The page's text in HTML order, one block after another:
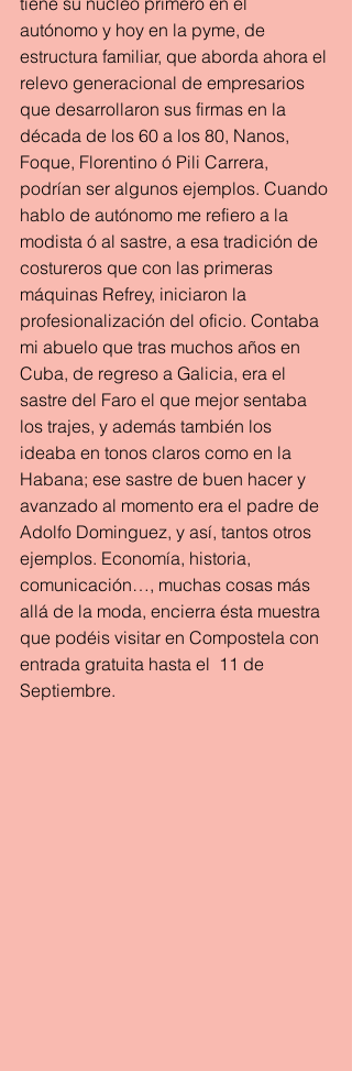
autónomo y hoy en la pyme, de
estructura familiar, que aborda ahora el
relevo generacional de empresarios
que desarrollaron sus firmas en la
década de los 60 a los 80, Nanos,
Foque, Florentino ó Pili Carrera,
podrían ser algunos ejemplos. Cuando
hablo de autónomo me refiero a la
modista ó al sastre, a esa tradición de
costureros que con las primeras
máquinas Refrey, iniciaron la
profesionalización del oficio. Contaba
mi abuelo que tras muchos años en
Cuba, de regreso a Galicia, era el
sastre del Faro el que mejor sentaba
los trajes, y además también los
ideaba en tonos claros como en la
Habana; ese sastre de buen hacer y
avanzado al momento era el padre de
Adolfo Dominguez, y así, tantos otros
ejemplos. Economía, historia,
comunicación…, muchas cosas más
allá de la moda, encierra ésta muestra
que podéis visitar en Compostela con
entrada gratuita hasta el  11 de
Septiembre.